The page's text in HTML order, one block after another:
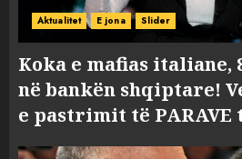
Aktualitet E jona Slider
Koka e mafias italiane,
në bankën shqiptare!
e pastrimit të PARAVE